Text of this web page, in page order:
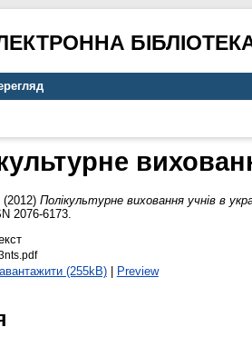
(2012) Полікультурне виховання учнів в
2076-6173.
(255kB)| Preview